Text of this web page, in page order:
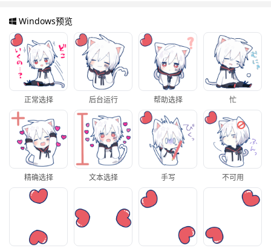
Windows预览
正常选择 后台运行 帮助选择 忙
精确选择 文本选择 手写 不可用